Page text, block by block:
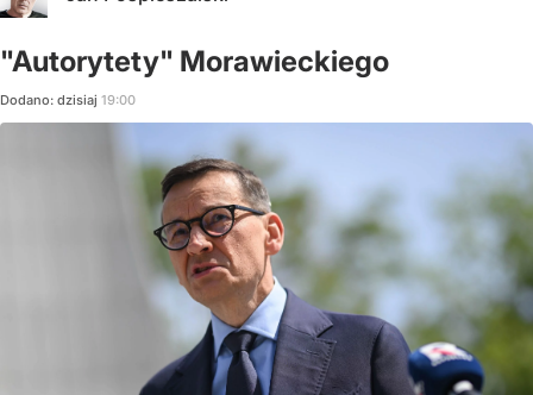
"Autorytety" Morawieckiego
Dodano: dzisiaj 19:00